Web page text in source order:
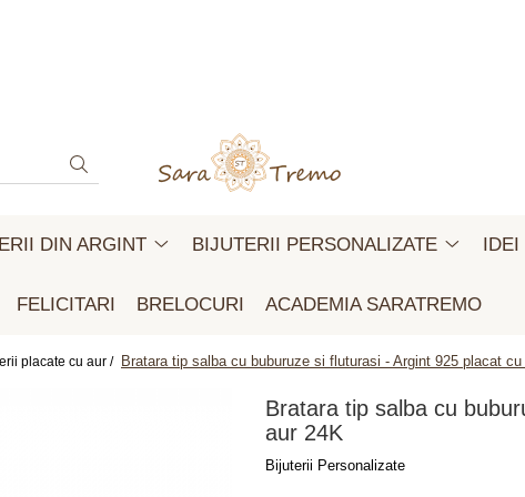
DIN ARGINT BIJUTERII PERSONALIZATE IDEI
FELICITARI BRELOCURI ACADEMIA SARATREMO
placate cu aur / Bratara tip salba cu buburuze si fluturasi - Argint 925 placat
Bratara tip salba cu
aur 24K
Bijuterii Personalizate